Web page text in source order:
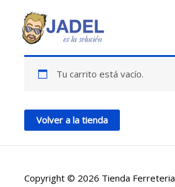
contenido
Tu carrito está vacío.
Volver a la tienda
Copyright © 2026 Tienda Ferreteria